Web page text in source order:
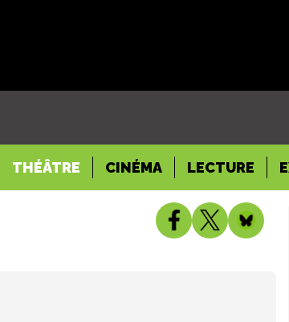
THÉÂTRE CINÉMA LECTURE